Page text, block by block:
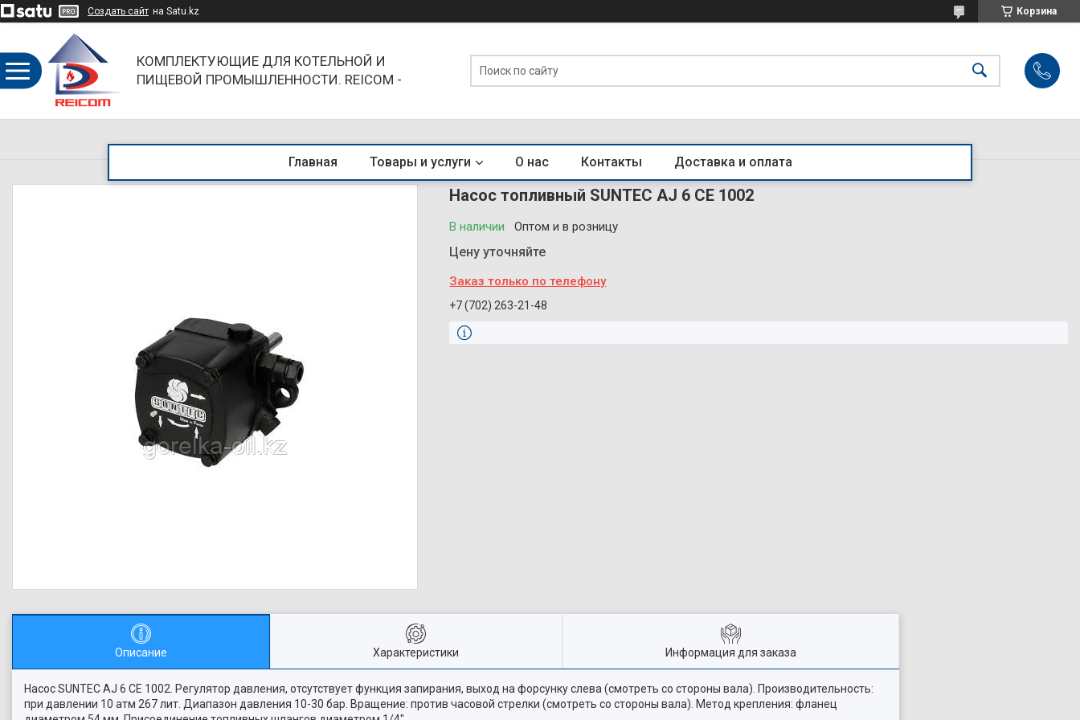
Создать сайт на Satu.kz Корзина
КОМПЛЕКТУЮЩИЕ ДЛЯ КОТЕЛЬНОЙ И
ПИЩЕВОЙ ПРОМЫШЛЕННОСТИ. REICOM -
Главная Товары и услуги О нас Контакты Доставка и оплата
Насос топливный SUNTEC AJ 6 CE 1002
В наличии Оптом и в розницу
Цену уточняйте
Заказ только по телефону
+7 (702) 263-21-48
Описание Характеристики Информация для заказа
Насос SUNTEC AJ 6 CE 1002. Регулятор давления, отсутствует функция запирания, выход на форсунку слева (смотреть со стороны вала). Производительность:
при давлении 10 атм 267 лит. Диапазон давления 10-30 бар. Вращение: против часовой стрелки (смотреть со стороны вала). Метод крепления: фланец